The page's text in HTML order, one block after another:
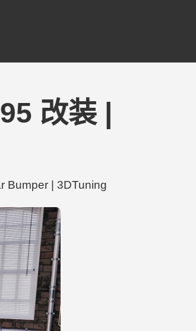
改装 |
Bumper | 3DTuning